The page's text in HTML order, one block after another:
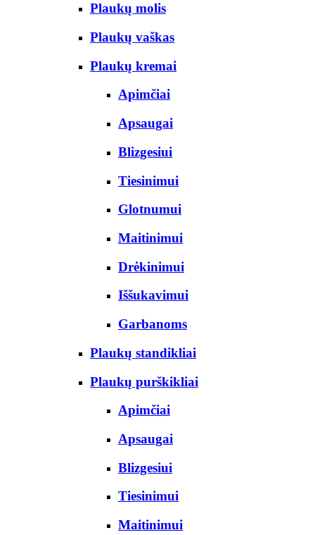
Plaukų molis
Plaukų vaškas
Plaukų kremai
Apimčiai
Apsaugai
Blizgesiui
Tiesinimui
Glotnumui
Maitinimui
Drėkinimui
Iššukavimui
Garbanoms
Plaukų standikliai
Plaukų purškikliai
Apimčiai
Apsaugai
Blizgesiui
Tiesinimui
Maitinimui